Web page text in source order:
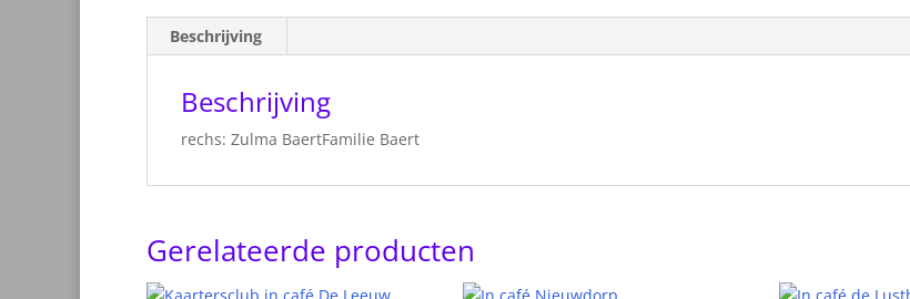
Beschrijving
Beschrijving
rechs: Zulma BaertFamilie Baert
Gerelateerde producten